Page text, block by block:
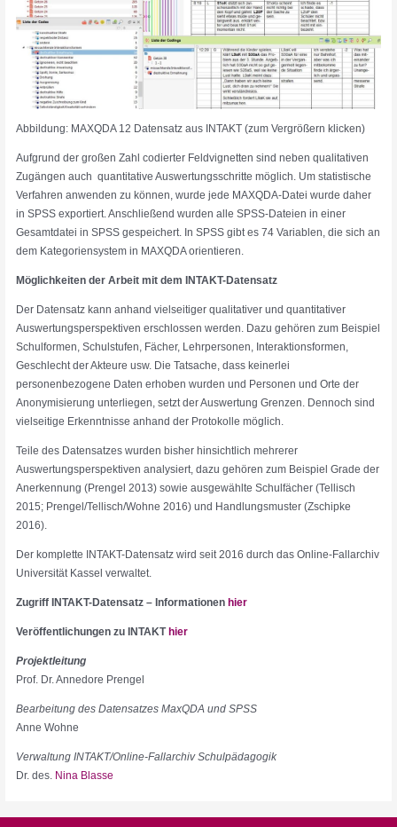
Abbildung: MAXQDA 12 Datensatz aus INTAKT (zum Vergrößern klicken)
Aufgrund der großen Zahl codierter Feldvignetten sind neben qualitativen
Zugängen auch quantitative Auswertungsschritte möglich. Um statistische
Verfahren anwenden zu können, wurde jede MAXQDA-Datei wurde daher
in SPSS exportiert. Anschließend wurden alle SPSS-Dateien in einer
Gesamtdatei in SPSS gespeichert. In SPSS gibt es 74 Variablen, die sich an
dem Kategoriensystem in MAXQDA orientieren.
Möglichkeiten der Arbeit mit dem INTAKT-Datensatz
Der Datensatz kann anhand vielseitiger qualitativer und quantitativer
Auswertungsperspektiven erschlossen werden. Dazu gehören zum Beispiel
Schulformen, Schulstufen, Fächer, Lehrpersonen, Interaktionsformen,
Geschlecht der Akteure usw. Die Tatsache, dass keinerlei
personenbezogene Daten erhoben wurden und Personen und Orte der
Anonymisierung unterliegen, setzt der Auswertung Grenzen. Dennoch sind
vielseitige Erkenntnisse anhand der Protokolle möglich.
Teile des Datensatzes wurden bisher hinsichtlich mehrerer
Auswertungsperspektiven analysiert, dazu gehören zum Beispiel Grade der
Anerkennung (Prengel 2013) sowie ausgewählte Schulfächer (Tellisch
2015; Prengel/Tellisch/Wohne 2016) und Handlungsmuster (Zschipke
2016).
Der komplette INTAKT-Datensatz wird seit 2016 durch das Online-Fallarchiv
Universität Kassel verwaltet.
Zugriff INTAKT-Datensatz – Informationen hier
Veröffentlichungen zu INTAKT hier
Projektleitung
Prof. Dr. Annedore Prengel
Bearbeitung des Datensatzes MaxQDA und SPSS
Anne Wohne
Verwaltung INTAKT/Online-Fallarchiv Schulpädagogik
Dr. des. Nina Blasse